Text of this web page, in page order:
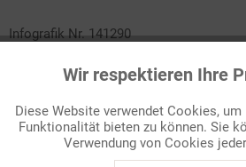
Infografik Nr. 141290
HIV und AIDS sind nicht mehr so oft in
in Deutschland fast 97000 HIV-
schätzungsweise 8200 die noch nichts
wissen. Verfolgen Sie die Entwicklung
Funktionale
Marketing
Wir respektieren Ihre
Diese Website verwendet Cookies,
Funktionalität bieten zu können. Sie
Verwendung von Cookies